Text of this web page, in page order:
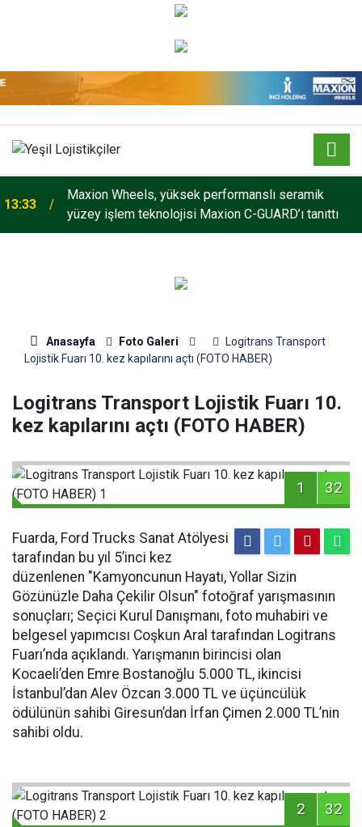
13:33
Maxion Wheels, yüksek performanslı seramik
yüzey işlem teknolojisi Maxion C-GUARD’ı tanıttı
Anasayfa Foto Galeri
Logitrans Transport
Lojistik Fuarı 10. kez kapılarını açtı (FOTO HABER)
Logitrans Transport Lojistik Fuarı 10.
kez kapılarını açtı (FOTO HABER)
1 32
Fuarda, Ford Trucks Sanat Atölyesi
tarafından bu yıl 5’inci kez
düzenlenen "Kamyoncunun Hayatı, Yollar Sizin
Gözünüzle Daha Çekilir Olsun" fotoğraf yarışmasının
sonuçları; Seçici Kurul Danışmanı, foto muhabiri ve
belgesel yapımcısı Coşkun Aral tarafından Logitrans
Fuarı’nda açıklandı. Yarışmanın birincisi olan
Kocaeli’den Emre Bostanoğlu 5.000 TL, ikincisi
İstanbul’dan Alev Özcan 3.000 TL ve üçüncülük
ödülünün sahibi Giresun’dan İrfan Çimen 2.000 TL’nin
sahibi oldu.
2 32